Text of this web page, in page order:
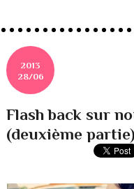
2013
28/06
Flash back sur
(deuxième